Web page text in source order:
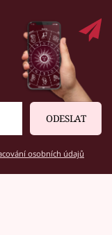
ODESLAT
osobních údajů